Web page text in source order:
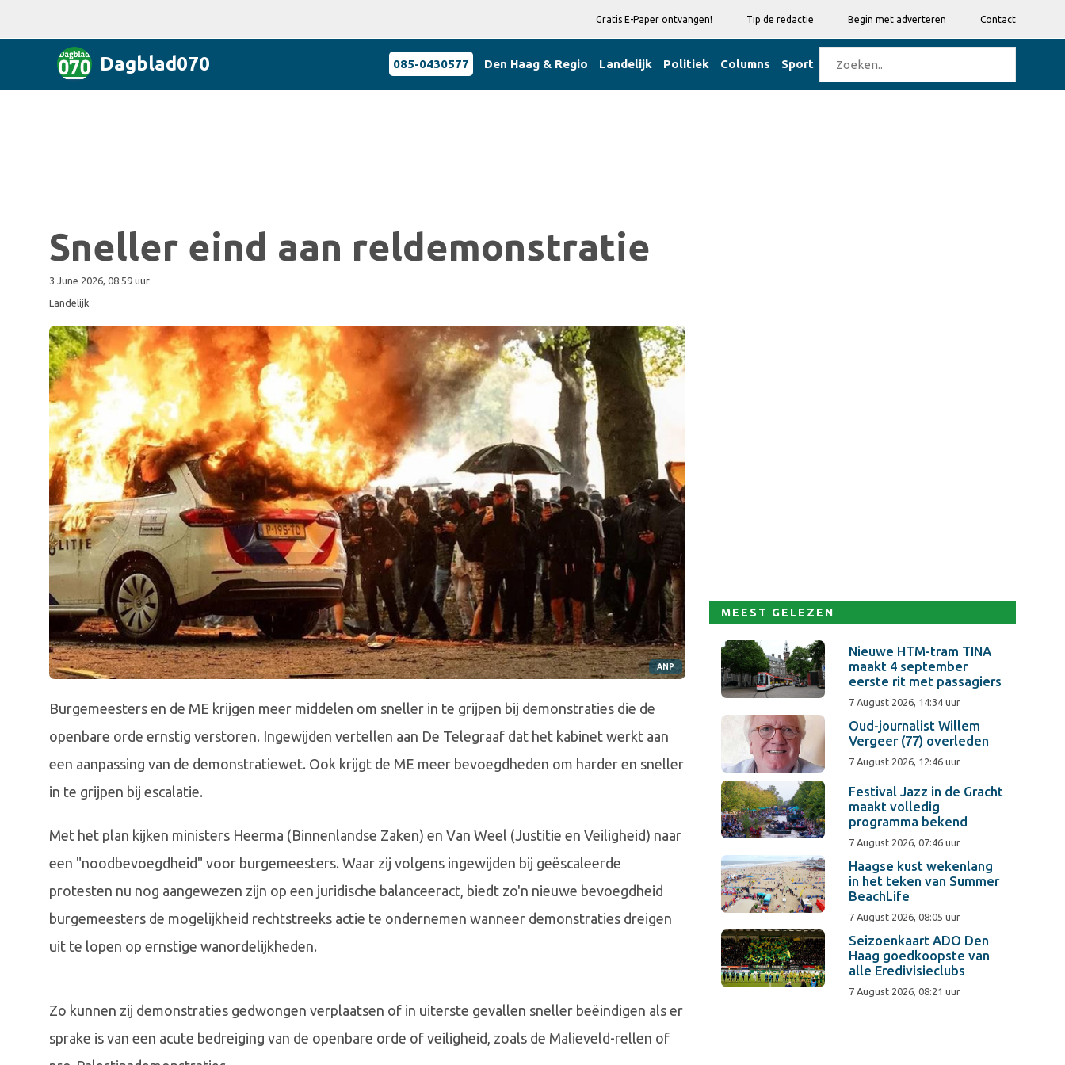
Gratis E-Paper ontvangen! Tip de redactie Begin met adverteren Contact
Dagblad070 085-0430577 Den Haag & Regio Landelijk Politiek Columns Sport
Sneller eind aan reldemonstratie
3 June 2026, 08:59 uur
Landelijk
ANP
Burgemeesters en de ME krijgen meer middelen om sneller in te grijpen bij demonstraties die de
openbare orde ernstig verstoren. Ingewijden vertellen aan De Telegraaf dat het kabinet werkt aan
een aanpassing van de demonstratiewet. Ook krijgt de ME meer bevoegdheden om harder en sneller
in te grijpen bij escalatie.
Met het plan kijken ministers Heerma (Binnenlandse Zaken) en Van Weel (Justitie en Veiligheid) naar
een "noodbevoegdheid" voor burgemeesters. Waar zij volgens ingewijden bij geëscaleerde
protesten nu nog aangewezen zijn op een juridische balanceeract, biedt zo'n nieuwe bevoegdheid
burgemeesters de mogelijkheid rechtstreeks actie te ondernemen wanneer demonstraties dreigen
uit te lopen op ernstige wanordelijkheden.
Zo kunnen zij demonstraties gedwongen verplaatsen of in uiterste gevallen sneller beëindigen als er
sprake is van een acute bedreiging van de openbare orde of veiligheid, zoals de Malieveld-rellen of
MEEST GELEZEN
Nieuwe HTM-tram TINA
maakt 4 september
eerste rit met passagiers
7 August 2026, 14:34 uur
Oud-journalist Willem
Vergeer (77) overleden
7 August 2026, 12:46 uur
Festival Jazz in de Gracht
maakt volledig
programma bekend
7 August 2026, 07:46 uur
Haagse kust wekenlang
in het teken van Summer
BeachLife
7 August 2026, 08:05 uur
Seizoenkaart ADO Den
Haag goedkoopste van
alle Eredivisieclubs
7 August 2026, 08:21 uur